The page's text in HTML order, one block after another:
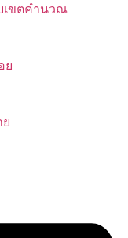
เขตคำนวณ
ย